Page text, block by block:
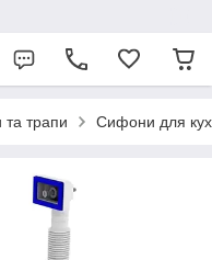
трапи Сифони для